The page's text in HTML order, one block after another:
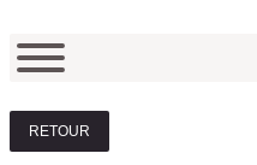
RETOUR